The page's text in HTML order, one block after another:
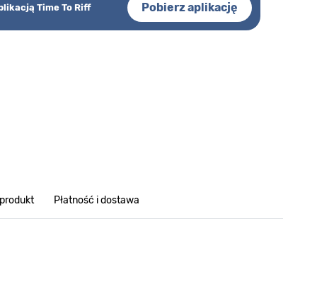
Time To Riff Pobierz aplikację
Płatność i dostawa